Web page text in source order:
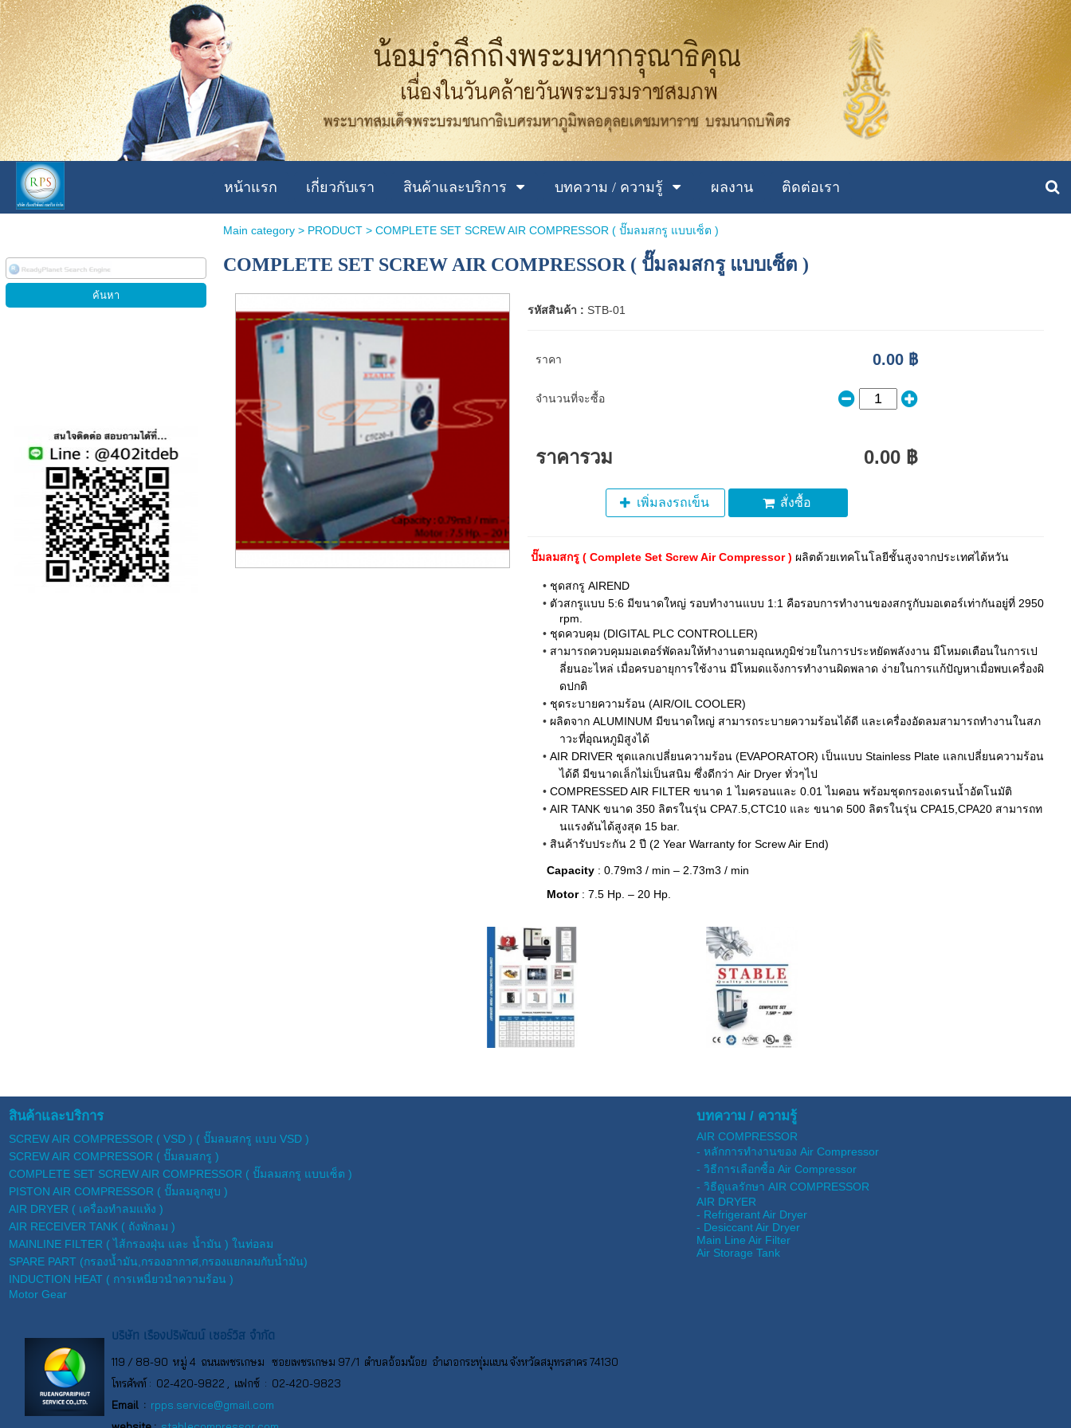
หน้าแรก เกี่ยวกับเรา สินค้าและบริการ บทความ / ความรู้ ผลงาน ติดต่อเรา
Main category> PRODUCT> COMPLETE SET SCREW AIR COMPRESSOR ( ปั๊มลมสกรู แบบเซ็ต )
COMPLETE SET SCREW AIR COMPRESSOR ( ปั๊มลมสกรู แบบเซ็ต )
รหัสสินค้า : STB-01
ราคา 0.00 ฿
จำนวนที่จะซื้อ
ราคารวม 0.00 ฿
เพิ่มลงรถเข็น สั่งซื้อ
ปั๊มลมสกรู ( Complete Set Screw Air Compressor ) ผลิตด้วยเทคโนโลยีชั้นสูงจากประเทศไต้หวัน
ชุดสกรู AIREND
ตัวสกรูแบบ 5:6 มีขนาดใหญ่ รอบทำงานแบบ 1:1 คือรอบการทำงานของสกรูกับมอเตอร์เท่ากันอยู่ที่ 2950
rpm.
ชุดควบคุม (DIGITAL PLC CONTROLLER)
สามารถควบคุมมอเตอร์พัดลมให้ทำงานตามอุณหภูมิช่วยในการประหยัดพลังงาน มีโหมดเตือนในการเป
ลี่ยนอะไหล่ เมื่อครบอายุการใช้งาน มีโหมดแจ้งการทำงานผิดพลาด ง่ายในการแก้ปัญหาเมื่อพบเครื่องผิ
ดปกติ
ชุดระบายความร้อน (AIR/OIL COOLER)
ผลิตจาก ALUMINUM มีขนาดใหญ่ สามารถระบายความร้อนได้ดี และเครื่องอัดลมสามารถทำงานในสภ
าวะที่อุณหภูมิสูงได้
AIR DRIVER ชุดแลกเปลี่ยนความร้อน (EVAPORATOR) เป็นแบบ Stainless Plate แลกเปลี่ยนความร้อน
ได้ดี มีขนาดเล็กไม่เป็นสนิม ซึ่งดีกว่า Air Dryer ทั่วๆไป
COMPRESSED AIR FILTER ขนาด 1 ไมครอนและ 0.01 ไมคอน พร้อมชุดกรองเดรนน้ำอัตโนมัติ
AIR TANK ขนาด 350 ลิตรในรุ่น CPA7.5,CTC10 และ ขนาด 500 ลิตรในรุ่น CPA15,CPA20 สามารถท
นแรงดันได้สูงสุด 15 bar.
สินค้ารับประกัน 2 ปี (2 Year Warranty for Screw Air End)
Capacity: 0.79m3 / min – 2.73m3 / min
Motor: 7.5 Hp. – 20 Hp.
สินค้าและบริการ
SCREW AIR COMPRESSOR ( VSD ) ( ปั๊มลมสกรู แบบ VSD )
SCREW AIR COMPRESSOR ( ปั๊มลมสกรู )
COMPLETE SET SCREW AIR COMPRESSOR ( ปั๊มลมสกรู แบบเซ็ต )
PISTON AIR COMPRESSOR ( ปั๊มลมลูกสูบ )
AIR DRYER ( เครื่องทำลมแห้ง )
AIR RECEIVER TANK ( ถังพักลม )
MAINLINE FILTER ( ไส้กรองฝุ่น และ น้ำมัน ) ในท่อลม
SPARE PART (กรองน้ำมัน,กรองอากาศ,กรองแยกลมกับน้ำมัน)
INDUCTION HEAT ( การเหนี่ยวนำความร้อน )
Motor Gear
บทความ / ความรู้
AIR COMPRESSOR
- หลักการทำงานของ Air Compressor
- วิธีการเลือกซื้อ Air Compressor
- วิธีดูแลรักษา AIR COMPRESSOR
AIR DRYER
- Refrigerant Air Dryer
- Desiccant Air Dryer
Main Line Air Filter
Air Storage Tank
บริษัท เรืองปริพัฒน์ เซอร์วิส จำกัด
119 / 88-90 หมู่ 4 ถนนเพชรเกษม ซอยเพชรเกษม 97/1 ตำบลอ้อมน้อย อำเภอกระทุ่มแบน จังหวัดสมุทรสาคร 74130
โทรศัพท์ : 02-420-9822 , แฟกซ์ : 02-420-9823
Email : rpps.service@gmail.com